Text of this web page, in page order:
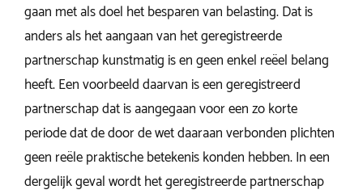
gaan met als doel het besparen van belasting. Dat is
anders als het aangaan van het geregistreerde
partnerschap kunstmatig is en geen enkel reëel belang
heeft. Een voorbeeld daarvan is een geregistreerd
partnerschap dat is aangegaan voor een zo korte
periode dat de door de wet daaraan verbonden plichten
geen reële praktische betekenis konden hebben. In een
dergelijk geval wordt het geregistreerde partnerschap